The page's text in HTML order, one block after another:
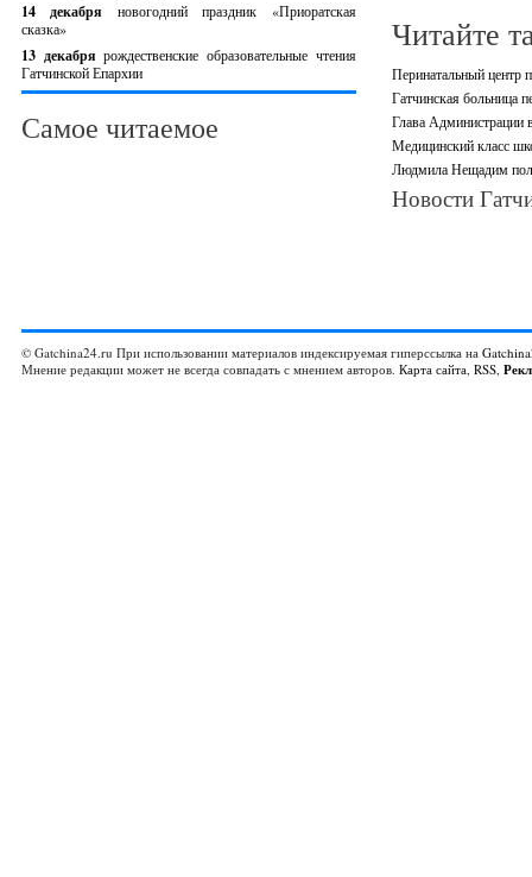
14 декабря новогодний праздник «Приоратская
сказка»
13 декабрярождественские образовательные чтения
Гатчинской Епархии
Самое читаемое
Читайте
Перинатальный центр
Гатчинская больница
Глава Администрации
Медицинский класс
Людмила Нещадим
Новости
© Gatchina24.ru При использовании материалов индексируемая гиперссылка на
Мнение редакции может не всегда совпадать с мнением авторов. Карта сайта, RSS,